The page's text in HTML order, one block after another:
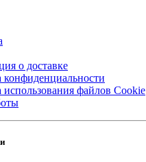
о доставке
файлов Cookie